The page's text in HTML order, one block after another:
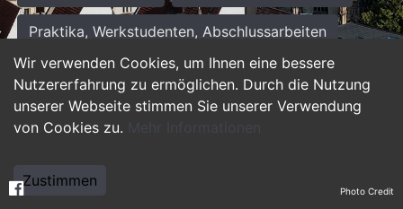
Wir verwenden Cookies, um Ihnen eine bessere
Nutzererfahrung zu ermöglichen. Durch die Nutzung
unserer Webseite stimmen Sie unserer Verwendung
von Cookies zu. Mehr Informationen
Zustimmen
Praktika, Werkstudenten, Abschlussarbeiten
Personalwesen Assistenz, Sekretariat
Hilfskräfte, Aushilfs- und Nebenjobs
Weiterbildung, Studium, duale Ausbildung Photo Credit